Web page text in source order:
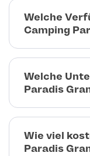
Welche
Camping
Welche
Paradis
Wie viel
Paradis